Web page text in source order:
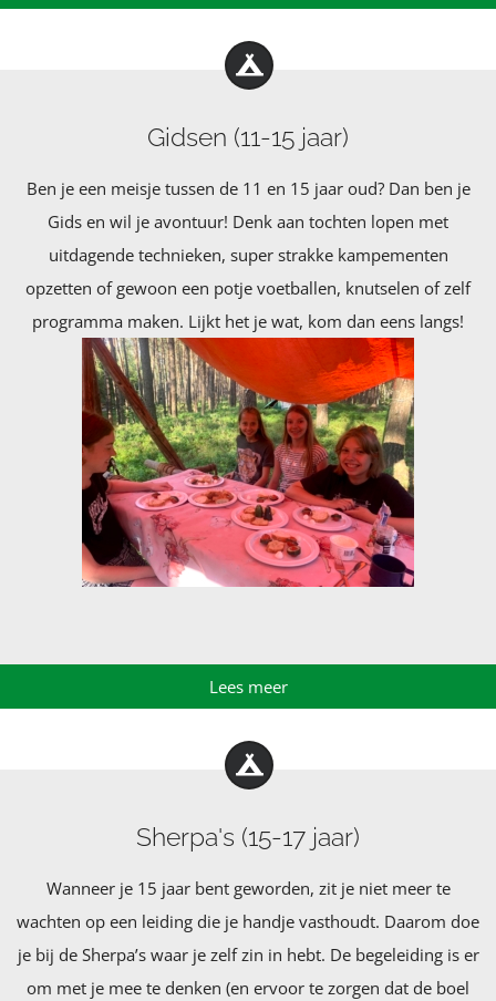
Gidsen (11-15 jaar)
Ben je een meisje tussen de 11 en 15 jaar oud? Dan ben je
Gids en wil je avontuur! Denk aan tochten lopen met
uitdagende technieken, super strakke kampementen
opzetten of gewoon een potje voetballen, knutselen of zelf
programma maken. Lijkt het je wat, kom dan eens langs!
Lees meer
Sherpa's (15-17 jaar)
Wanneer je 15 jaar bent geworden, zit je niet meer te
wachten op een leiding die je handje vasthoudt. Daarom doe
je bij de Sherpa’s waar je zelf zin in hebt. De begeleiding is er
om met je mee te denken (en ervoor te zorgen dat de boel